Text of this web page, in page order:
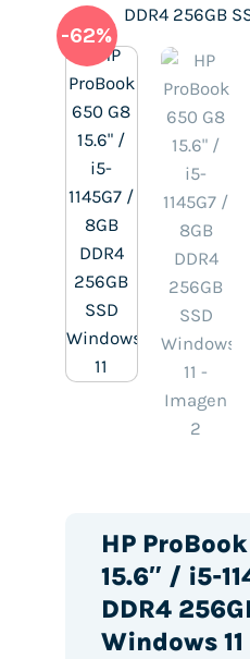
-62%
HP
15.6″ / i5-
DDR4
Windows 11